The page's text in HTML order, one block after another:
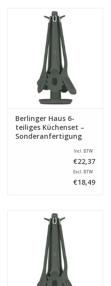
Berlinger Haus 6-
teiliges Küchenset –
Sonderanfertigung
Incl. BTW
€22,37
Excl. BTW
€18,49